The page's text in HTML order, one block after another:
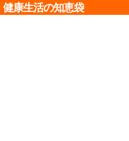
健康生活の知恵袋